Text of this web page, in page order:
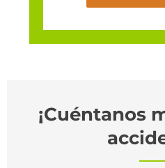
¡Cuéntanos